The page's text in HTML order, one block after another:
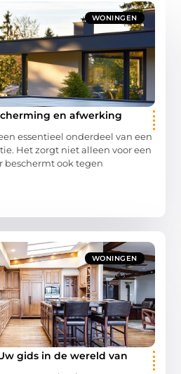
WONINGEN
en afwerking
essentieel onderdeel van een
Het zorgt niet alleen voor een
beschermt ook tegen
WONINGEN
gids in de wereld van